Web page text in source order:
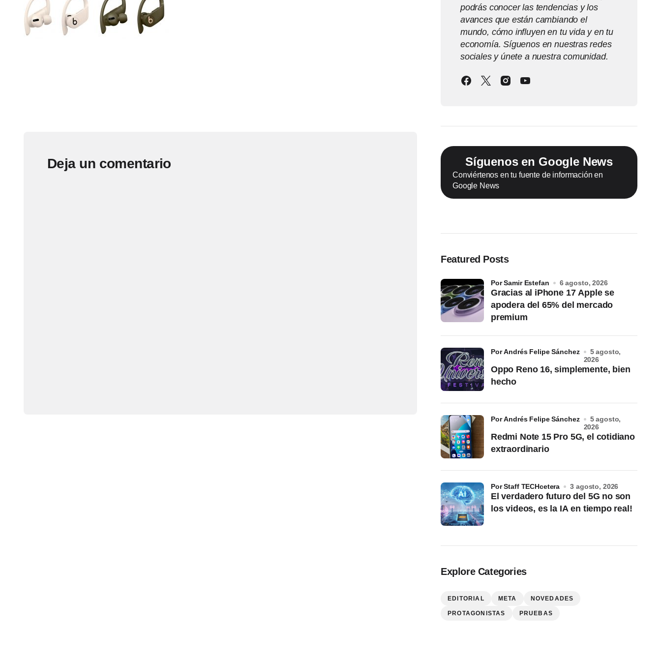
Deja un comentario
podrás conocer las tendencias y los
avances que están cambiando el
mundo, cómo influyen en tu vida y en tu
economía. Síguenos en nuestras redes
sociales y únete a nuestra comunidad.
Síguenos en Google News
Conviértenos en tu fuente de información en
Google News
Featured Posts
Gracias al iPhone 17 Apple se
apodera del 65% del mercado
premium
por Samir Estefan 6 agosto, 2026
Oppo Reno 16, simplemente, bien
hecho
por Andrés Felipe Sánchez
5 agosto,
2026
Redmi Note 15 Pro 5G, el cotidiano
extraordinario
por Andrés Felipe Sánchez
5 agosto,
2026
El verdadero futuro del 5G no son
los videos, es la IA en tiempo real!
por Staff TECHcetera 3 agosto, 2026
Explore Categories
EDITORIAL META NOVEDADES
PROTAGONISTAS PRUEBAS